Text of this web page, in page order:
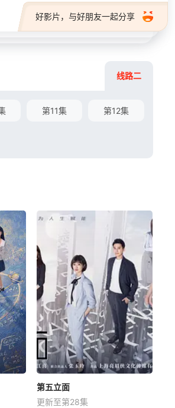
好影片，与好朋友一起分享
线路二
第11集 第12集
第五立面
更新至第28集